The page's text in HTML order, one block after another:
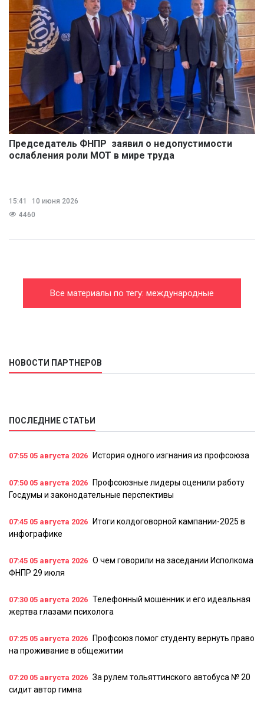
Председатель ФНПР заявил о недопустимости
ослабления роли МОТ в мире труда
15:41
10 июня 2026
4460
Все материалы по тегу: международные
НОВОСТИ ПАРТНЕРОВ
ПОСЛЕДНИЕ СТАТЬИ
07:55 05 августа 2026 История одного изгнания из профсоюза
07:50 05 августа 2026
Профсоюзные лидеры оценили работу
Госдумы и законодательные перспективы
07:45 05 августа 2026
Итоги колдоговорной кампании-2025 в
инфографике
07:45 05 августа 2026 О чем говорили на заседании Исполкома
ФНПР 29 июля
07:30 05 августа 2026 Телефонный мошенник и его идеальная
жертва глазами психолога
07:25 05 августа 2026
Профсоюз помог студенту вернуть право
на проживание в общежитии
07:20 05 августа 2026 За рулем тольяттинского автобуса № 20
сидит автор гимна